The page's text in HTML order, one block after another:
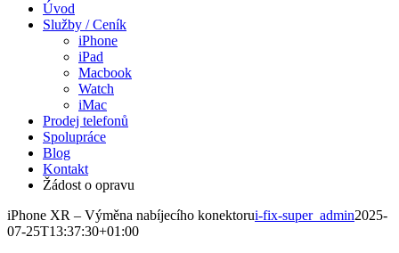
Úvod
Služby / Ceník
iPhone
iPad
Macbook
Watch
iMac
Prodej telefonů
Spolupráce
Blog
Kontakt
Žádost o opravu
iPhone XR – Výměna nabíjecího konektorui-fix-super_admin2025-
07-25T13:37:30+01:00